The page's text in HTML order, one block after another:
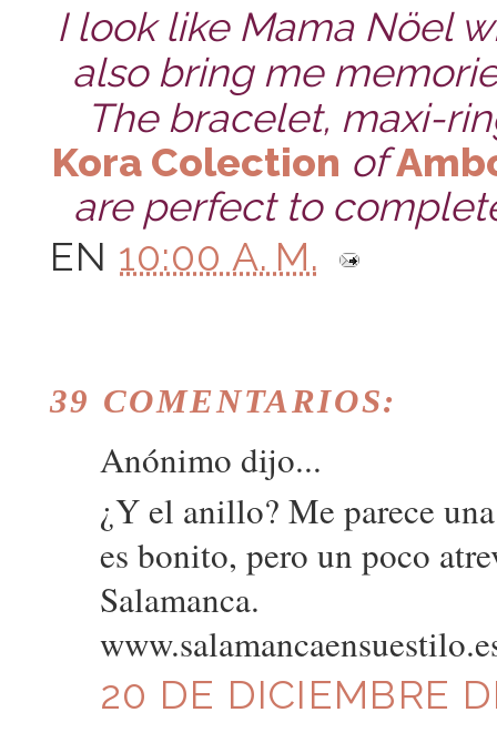
I look like Mama Nöel
also bring me
The bracelet, maxi-
Kora Colection of
are perfect to
EN 10:00 A. M.
39 COMENTARIOS:
Anónimo dijo...
¿Y el anillo? Me parece
es bonito, pero un poco
Salamanca.
20 DE DICIEMBRE